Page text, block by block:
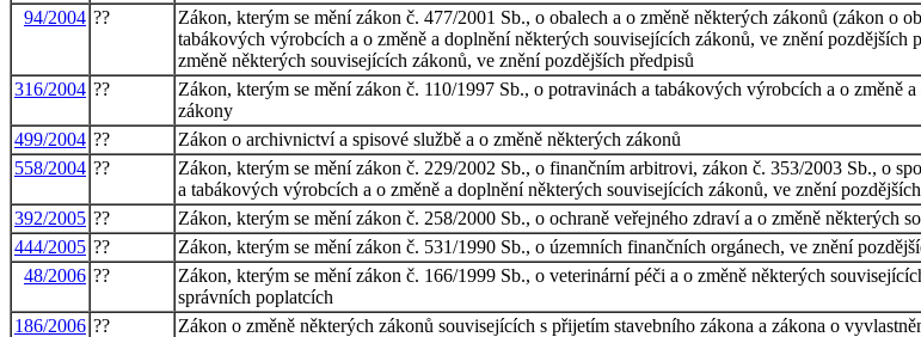
94/2004 ??
Zákon, kterým se mění zákon č. 477/2001 Sb., o obalech a o změně některých zákonů (zákon o
tabákových výrobcích a o změně a doplnění některých souvisejících zákonů, ve znění
změně některých souvisejících zákonů, ve znění pozdějších předpisů
316/2004 ??
Zákon, kterým se mění zákon č. 110/1997 Sb., o potravinách a tabákových výrobcích a o
zákony
499/2004 ??
Zákon o archivnictví a spisové službě a o změně některých zákonů
558/2004 ??
Zákon, kterým se mění zákon č. 229/2002 Sb., o finančním arbitrovi, zákon č. 353/2003 Sb., o
a tabákových výrobcích a o změně a doplnění některých souvisejících zákonů, ve znění
392/2005 ??
Zákon, kterým se mění zákon č. 258/2000 Sb., o ochraně veřejného zdraví a o změně některých
444/2005 ??
Zákon, kterým se mění zákon č. 531/1990 Sb., o územních finančních orgánech, ve znění
48/2006 ??
Zákon, kterým se mění zákon č. 166/1999 Sb., o veterinární péči a o změně některých
správních poplatcích
186/2006 ??
Zákon o změně některých zákonů souvisejících s přijetím stavebního zákona a zákona o